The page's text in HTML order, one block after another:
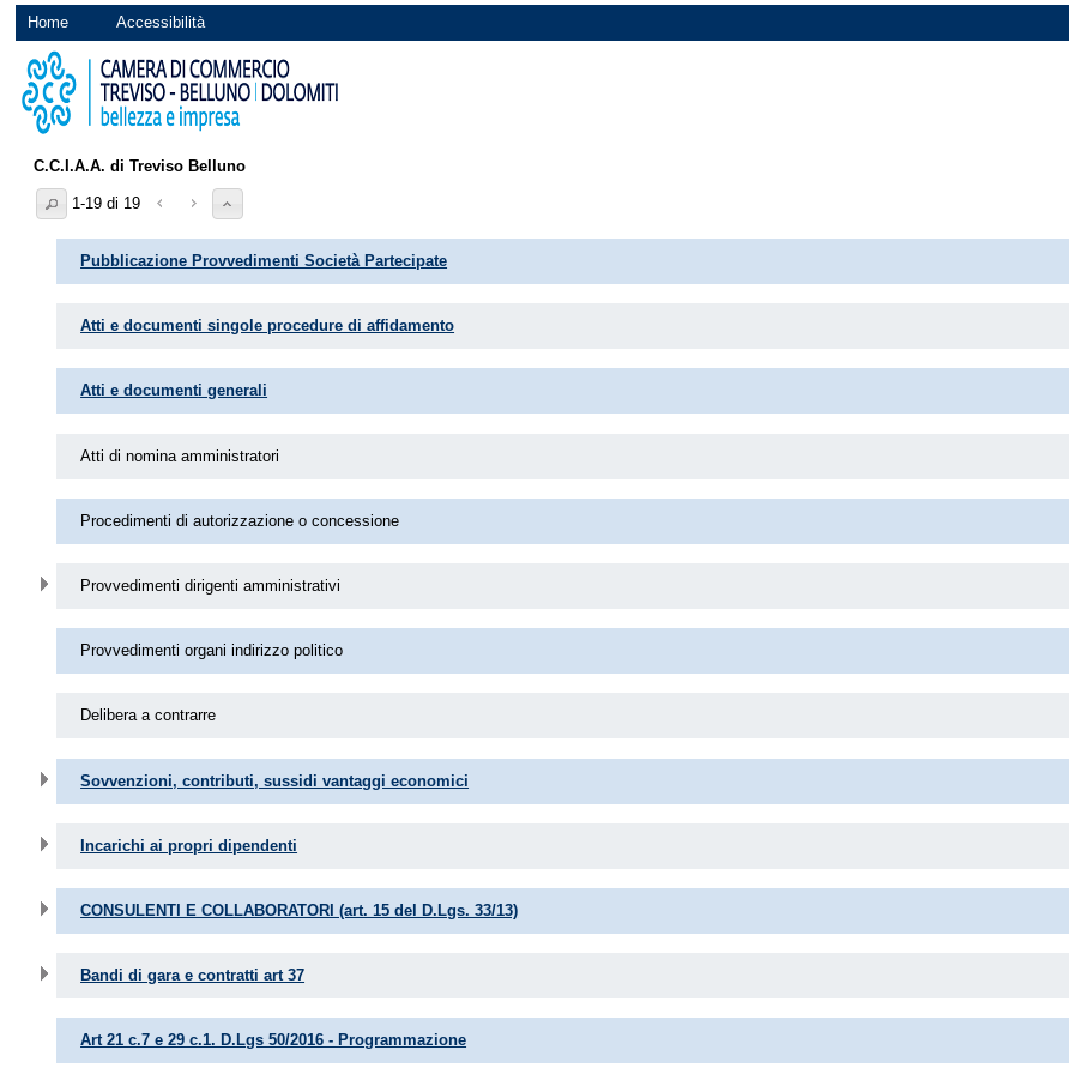
Home Accessibilità
C.C.I.A.A. di Treviso Belluno
1-19 di 19
Pubblicazione Provvedimenti Società Partecipate
Atti e documenti singole procedure di affidamento
Atti e documenti generali
Atti di nomina amministratori
Procedimenti di autorizzazione o concessione
Provvedimenti dirigenti amministrativi
Provvedimenti organi indirizzo politico
Delibera a contrarre
Sovvenzioni, contributi, sussidi vantaggi economici
Incarichi ai propri dipendenti
CONSULENTI E COLLABORATORI (art. 15 del D.Lgs. 33/13)
Bandi di gara e contratti art 37
Art 21 c.7 e 29 c.1. D.Lgs 50/2016 - Programmazione